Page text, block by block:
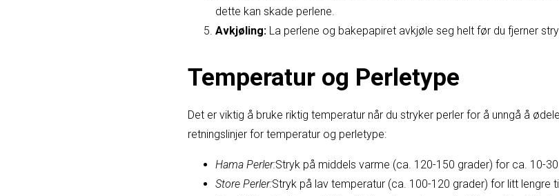
dette kan skade perlene.
Avkjøling: La perlene og bakepapiret avkjøle seg helt før du fjerner
Temperatur og Perletype
Det er viktig å bruke riktig temperatur når du stryker perler for å unngå å
retningslinjer for temperatur og perletype:
Hama Perler:Stryk på middels varme (ca. 120-150 grader) for ca. 10-
Store Perler:Stryk på lav temperatur (ca. 100-120 grader) for litt lengre